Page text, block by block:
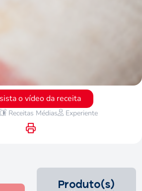
o vídeo da receita
Receitas Médias Experiente
Produto(s)